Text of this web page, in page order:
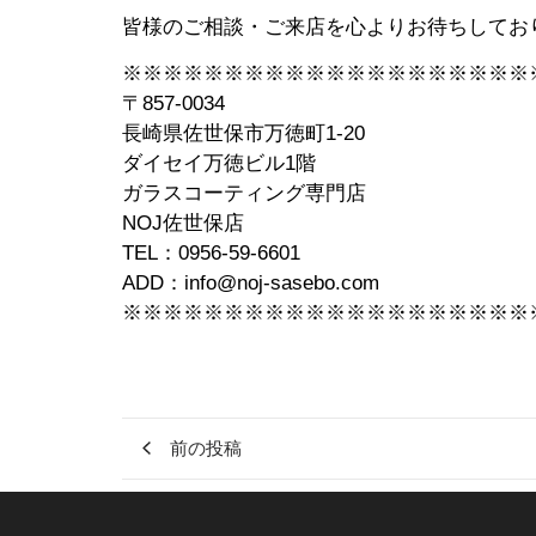
皆様のご相談・ご来店を心よりお待ちしてお
〒857-0034
長崎県佐世保市万徳町1-20
ダイセイ万徳ビル1階
ガラスコーティング専門店
NOJ佐世保店
TEL：0956-59-6601
ADD：info@noj-sasebo.com
前の投稿